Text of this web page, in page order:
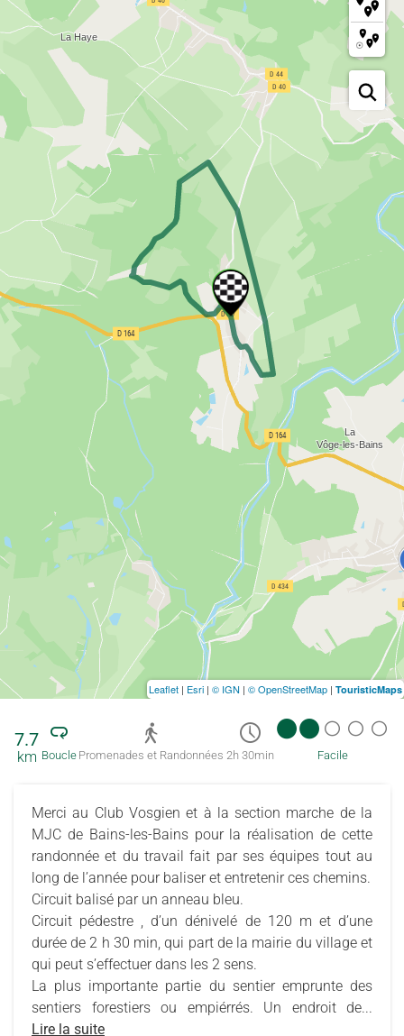
7.7
km Boucle Promenades et Randonnées 2h 30min Facile
Merci au Club Vosgien et à la section marche de la
MJC de Bains-les-Bains pour la réalisation de cette
randonnée et du travail fait par ses équipes tout au
long de l’année pour baliser et entretenir ces chemins.
Circuit balisé par un anneau bleu.
Circuit pédestre , d’un dénivelé de 120 m et d’une
durée de 2 h 30 min, qui part de la mairie du village et
qui peut s’effectuer dans les 2 sens.
La plus importante partie du sentier emprunte des
sentiers forestiers ou empiérrés. Un endroit de...
Lire la suite
Leaflet | Esri | © IGN | © OpenStreetMap | TouristicMaps